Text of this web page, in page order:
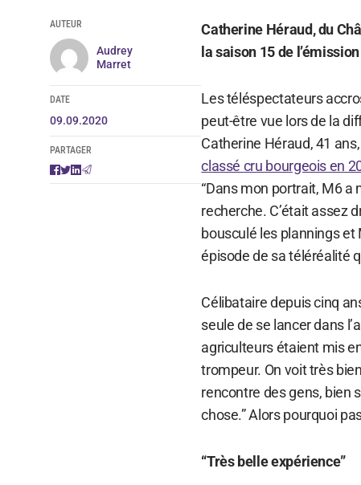
AUTEUR
Audrey
Marret
DATE
09.09.2020
PARTAGER
Catherine Héraud, du
la saison 15 de
Les téléspectateurs
peut-être vue lors de la
Catherine Héraud, 41
classé cru bourgeois en
“Dans mon portrait, M6 a
recherche. C’était assez
bousculé les plannings
épisode de sa téléréalité
Célibataire depuis cinq
seule de se lancer dans
agriculteurs étaient mis
trompeur. On voit très
rencontre des gens, bien
chose.” Alors pourquoi
“Très belle expérience”